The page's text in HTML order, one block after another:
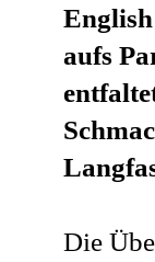
aufs
Die